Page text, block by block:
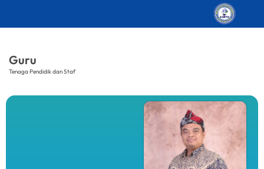
Guru
Tenaga Pendidik dan Staf